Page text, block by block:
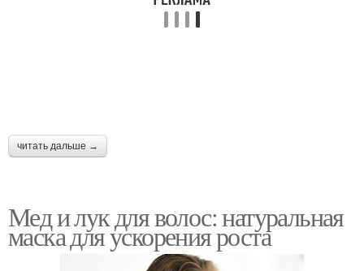
читать дальше →
Мед и лук для волос: натуральная
маска для ускорения роста